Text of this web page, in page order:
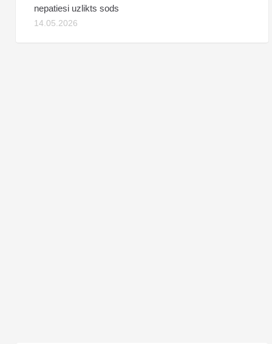
nepatiesi uzlikts sods
14.05.2026